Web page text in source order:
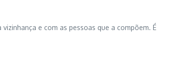
e com as pessoas que a compõem. É